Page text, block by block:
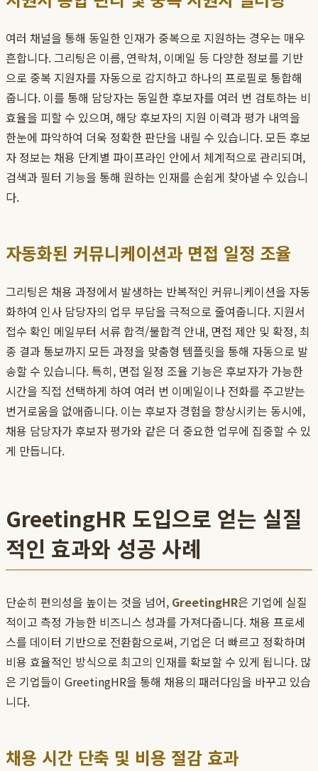
여러 채널을 통해 동일한 인재가 중복으로 지원하는 경우는 매우
흔합니다. 그리팅은 이름, 연락처, 이메일 등 다양한 정보를 기반
으로 중복 지원자를 자동으로 감지하고 하나의 프로필로 통합해
줍니다. 이를 통해 담당자는 동일한 후보자를 여러 번 검토하는 비
효율을 피할 수 있으며, 해당 후보자의 지원 이력과 평가 내역을
한눈에 파악하여 더욱 정확한 판단을 내릴 수 있습니다. 모든 후보
자 정보는 채용 단계별 파이프라인 안에서 체계적으로 관리되며,
검색과 필터 기능을 통해 원하는 인재를 손쉽게 찾아낼 수 있습니
다.
자동화된 커뮤니케이션과 면접 일정 조율
그리팅은 채용 과정에서 발생하는 반복적인 커뮤니케이션을 자동
화하여 인사 담당자의 업무 부담을 극적으로 줄여줍니다. 지원서
접수 확인 메일부터 서류 합격/불합격 안내, 면접 제안 및 확정, 최
종 결과 통보까지 모든 과정을 맞춤형 템플릿을 통해 자동으로 발
송할 수 있습니다. 특히, 면접 일정 조율 기능은 후보자가 가능한
시간을 직접 선택하게 하여 여러 번 이메일이나 전화를 주고받는
번거로움을 없애줍니다. 이는 후보자 경험을 향상시키는 동시에,
채용 담당자가 후보자 평가와 같은 더 중요한 업무에 집중할 수 있
게 만듭니다.
GreetingHR 도입으로 얻는 실질
적인 효과와 성공 사례
단순히 편의성을 높이는 것을 넘어, GreetingHR은 기업에 실질
적이고 측정 가능한 비즈니스 성과를 가져다줍니다. 채용 프로세
스를 데이터 기반으로 전환함으로써, 기업은 더 빠르고 정확하며
비용 효율적인 방식으로 최고의 인재를 확보할 수 있게 됩니다. 많
은 기업들이 GreetingHR을 통해 채용의 패러다임을 바꾸고 있습
니다.
채용 시간 단축 및 비용 절감 효과